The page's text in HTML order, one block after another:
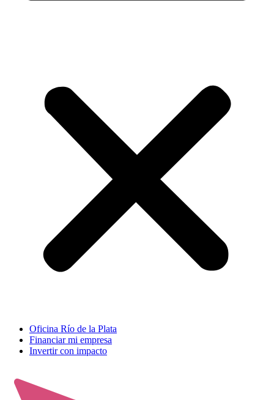
Oficina Río de la Plata
Financiar mi empresa
Invertir con impacto